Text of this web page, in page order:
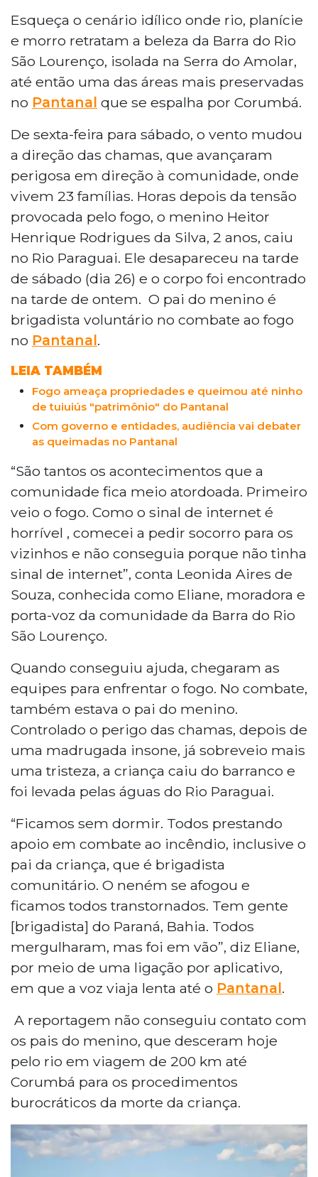
Esqueça o cenário idílico onde rio, planície
e morro retratam a beleza da Barra do Rio
São Lourenço, isolada na Serra do Amolar,
até então uma das áreas mais preservadas
no Pantanal que se espalha por Corumbá.
De sexta-feira para sábado, o vento mudou
a direção das chamas, que avançaram
perigosa em direção à comunidade, onde
vivem 23 famílias. Horas depois da tensão
provocada pelo fogo, o menino Heitor
Henrique Rodrigues da Silva, 2 anos, caiu
no Rio Paraguai. Ele desapareceu na tarde
de sábado (dia 26) e o corpo foi encontrado
na tarde de ontem. O pai do menino é
brigadista voluntário no combate ao fogo
no Pantanal.
LEIA TAMBÉM
Fogo ameaça propriedades e queimou até ninho
de tuiuiús "patrimônio" do Pantanal
Com governo e entidades, audiência vai debater
as queimadas no Pantanal
“São tantos os acontecimentos que a
comunidade fica meio atordoada. Primeiro
veio o fogo. Como o sinal de internet é
horrível , comecei a pedir socorro para os
vizinhos e não conseguia porque não tinha
sinal de internet”, conta Leonida Aires de
Souza, conhecida como Eliane, moradora e
porta-voz da comunidade da Barra do Rio
São Lourenço.
Quando conseguiu ajuda, chegaram as
equipes para enfrentar o fogo. No combate,
também estava o pai do menino.
Controlado o perigo das chamas, depois de
uma madrugada insone, já sobreveio mais
uma tristeza, a criança caiu do barranco e
foi levada pelas águas do Rio Paraguai.
“Ficamos sem dormir. Todos prestando
apoio em combate ao incêndio, inclusive o
pai da criança, que é brigadista
comunitário. O neném se afogou e
ficamos todos transtornados. Tem gente
[brigadista] do Paraná, Bahia. Todos
mergulharam, mas foi em vão”, diz Eliane,
por meio de uma ligação por aplicativo,
em que a voz viaja lenta até o Pantanal.
A reportagem não conseguiu contato com
os pais do menino, que desceram hoje
pelo rio em viagem de 200 km até
Corumbá para os procedimentos
burocráticos da morte da criança.